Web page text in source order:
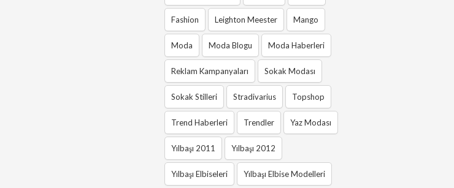
Fashion Leighton Meester Mango
Moda Moda Blogu Moda Haberleri
Reklam Kampanyaları Sokak Modası
Sokak Stilleri Stradivarius Topshop
Trend Haberleri Trendler Yaz Modası
Yılbaşı 2011 Yılbaşı 2012
Yılbaşı Elbiseleri Yılbaşı Elbise Modelleri